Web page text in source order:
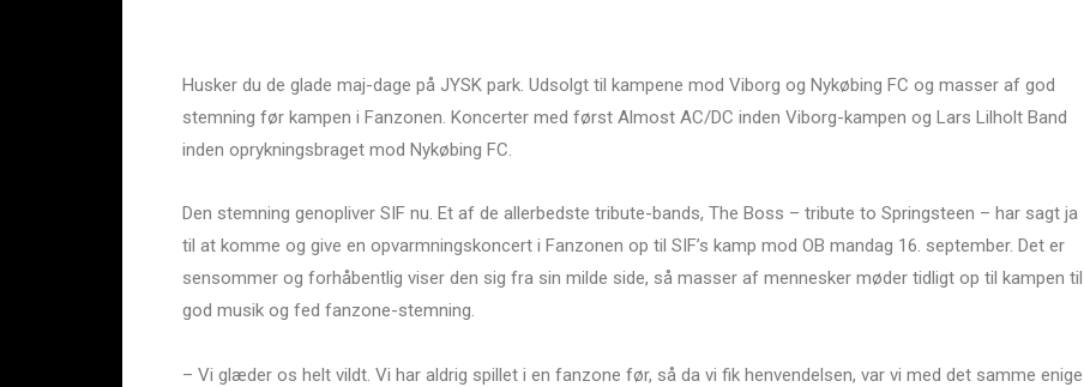
Husker du de glade maj-dage på JYSK park. Udsolgt til kampene mod Viborg og Nykøbing FC og masser af god
stemning før kampen i Fanzonen. Koncerter med først Almost AC/DC inden Viborg-kampen og Lars Lilholt Band
inden oprykningsbraget mod Nykøbing FC.
Den stemning genopliver SIF nu. Et af de allerbedste tribute-bands, The Boss – tribute to Springsteen – har sagt ja
til at komme og give en opvarmningskoncert i Fanzonen op til SIF’s kamp mod OB mandag 16. september. Det er
sensommer og forhåbentlig viser den sig fra sin milde side, så masser af mennesker møder tidligt op til kampen til
god musik og fed fanzone-stemning.
– Vi glæder os helt vildt. Vi har aldrig spillet i en fanzone før, så da vi fik henvendelsen, var vi med det samme enige